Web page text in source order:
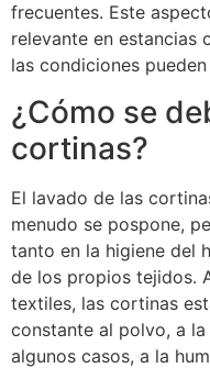
frecuentes. Este
relevante en estancias
las condiciones
¿Cómo se
cortinas?
El lavado de las
menudo se pospone,
tanto en la higiene del
de los propios tejidos.
textiles, las cortinas
constante al polvo, a
algunos casos, a la